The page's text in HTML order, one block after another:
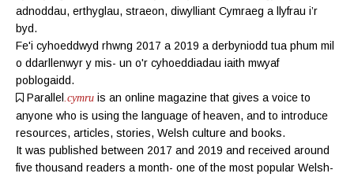
adnoddau, erthyglau, straeon, diwylliant Cymraeg a llyfrau i’r
byd.
Fe'i cyhoeddwyd rhwng 2017 a 2019 a derbyniodd tua phum mil
o ddarllenwyr y mis- un o'r cyhoeddiadau iaith mwyaf
poblogaidd.
Parallel .cymru is an online magazine that gives a voice to
anyone who is using the language of heaven, and to introduce
resources, articles, stories, Welsh culture and books.
It was published between 2017 and 2019 and received around
five thousand readers a month- one of the most popular Welsh-